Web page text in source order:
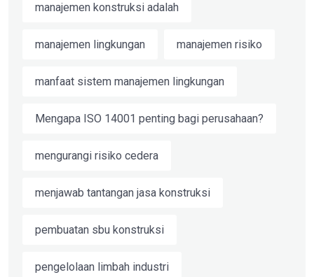
manajemen konstruksi adalah
manajemen lingkungan manajemen risiko
manfaat sistem manajemen lingkungan
Mengapa ISO 14001 penting bagi perusahaan?
mengurangi risiko cedera
menjawab tantangan jasa konstruksi
pembuatan sbu konstruksi
pengelolaan limbah industri